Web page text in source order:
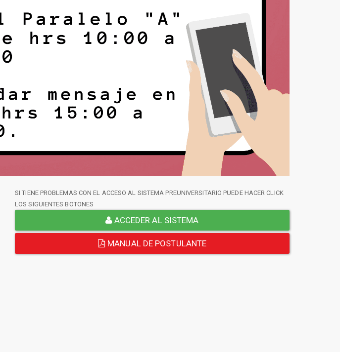
SI TIENE PROBLEMAS CON EL ACCESO AL SISTEMA PREUNIVERSITARIO PUEDE HACER CLICK
LOS SIGUIENTES BOTONES
ACCEDER AL SISTEMA
MANUAL DE POSTULANTE